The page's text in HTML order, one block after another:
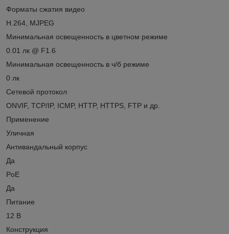
Форматы сжатия видео
H.264, MJPEG
Минимальная освещенность в цветном режиме
0.01 лк @ F1.6
Минимальная освещенность в ч/б режиме
0 лк
Сетевой протокол
ОNVIF, TCP/IP, ICMP, HTTP, HTTPS, FTP и др.
Применение
Уличная
Антивандальный корпус
Да
PoE
Да
Питание
12 B
Конструкция